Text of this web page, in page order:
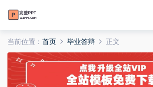
当前位置： 首页 毕业答辩 正文